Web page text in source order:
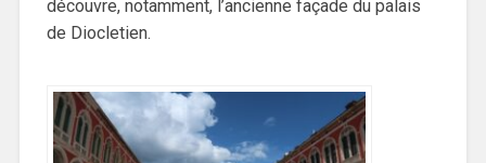
découvre, notamment, l’ancienne façade du palais
de Diocletien.